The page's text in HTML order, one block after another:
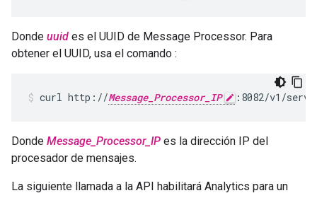
Donde uuid es el UUID de Message Processor. Para
obtener el UUID, usa el comando :
curl http://Message_Processor_IP :8082/v1/
Donde Message_Processor_IP es la dirección IP del
procesador de mensajes.
La siguiente llamada a la API habilitará Analytics para un